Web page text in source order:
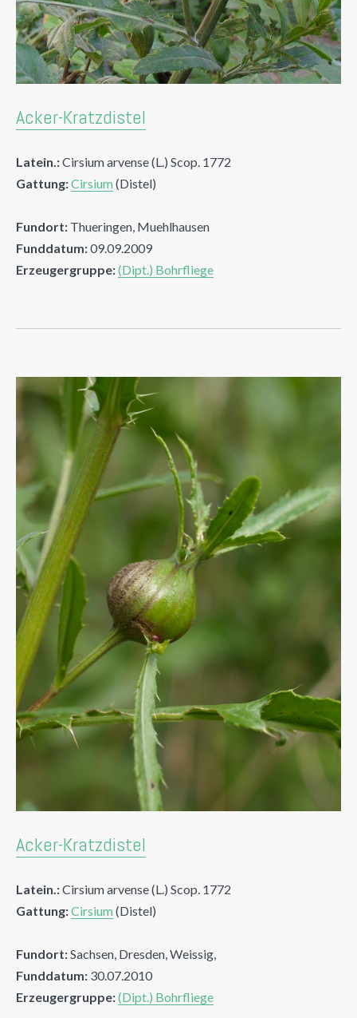
Acker-Kratzdistel
Latein.:Cirsium arvense (L.) Scop. 1772
Gattung:Cirsium (Distel)
Fundort: Thueringen, Muehlhausen
Funddatum:09.09.2009
Erzeugergruppe:(Dipt.) Bohrfliege
Acker-Kratzdistel
Latein.:Cirsium arvense (L.) Scop. 1772
Gattung:Cirsium (Distel)
Fundort:Sachsen, Dresden, Weissig,
Funddatum: 30.07.2010
Erzeugergruppe:(Dipt.) Bohrfliege